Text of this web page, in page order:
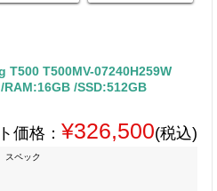
T500 T500MV-07240H259W
/SSD:512GB
価格： ¥326,500(税込)
スペック